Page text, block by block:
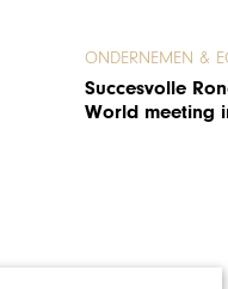
ONDERNEMEN &
Succesvolle
World meeting